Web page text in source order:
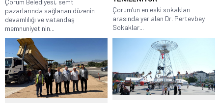
pazarlarında sağlanan düzenin
devamlılığı ve vatandaş
memnuniyetinin...
Çorum’un en eski sokakları
arasında yer alan Dr. Pertevbey
Sokaklar...